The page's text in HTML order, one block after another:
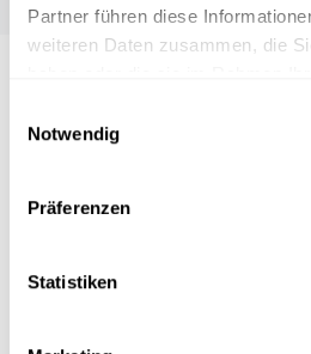
Partner führen diese
weiteren Daten zusammen, die
Notwendig
Präferenzen
Statistiken